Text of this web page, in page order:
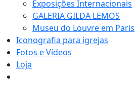
Exposições Internacionais
GALERIA GILDA LEMOS
Museu do Louvre em Paris
Iconografia para igrejas
Fotos e Vídeos
Loja